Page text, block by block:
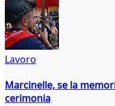
Lavoro
Marcinelle, se la
cerimonia